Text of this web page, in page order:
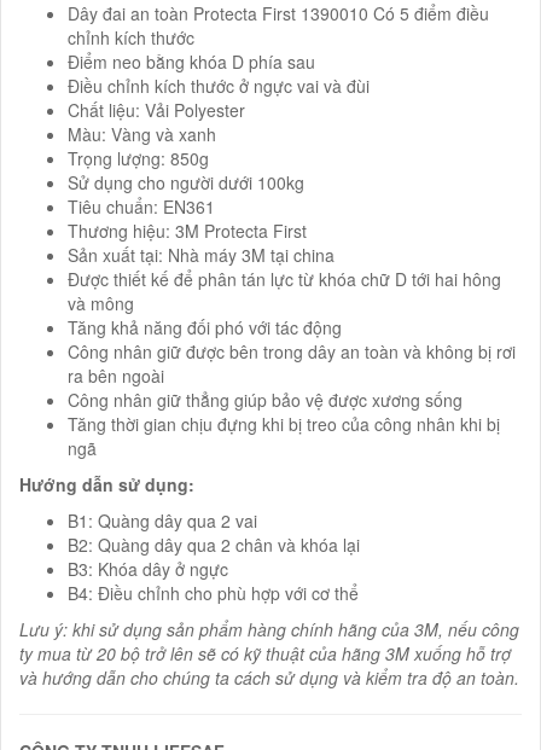
Dây đai an toàn Protecta First 1390010 Có 5 điểm điều
chỉnh kích thước
Điểm neo bằng khóa D phía sau
Điều chỉnh kích thước ở ngực vai và đùi
Chất liệu: Vải Polyester
Màu: Vàng và xanh
Trọng lượng: 850g
Sử dụng cho người dưới 100kg
Tiêu chuẩn: EN361
Thương hiệu: 3M Protecta First
Sản xuất tại: Nhà máy 3M tại china
Được thiết kế để phân tán lực từ khóa chữ D tới hai hông
và mông
Tăng khả năng đối phó với tác động
Công nhân giữ được bên trong dây an toàn và không bị rơi
ra bên ngoài
Công nhân giữ thẳng giúp bảo vệ được xương sống
Tăng thời gian chịu đựng khi bị treo của công nhân khi bị
ngã
Hướng dẫn sử dụng:
B1: Quàng dây qua 2 vai
B2: Quàng dây qua 2 chân và khóa lại
B3: Khóa dây ở ngực
B4: Điều chỉnh cho phù hợp với cơ thể
Lưu ý: khi sử dụng sản phẩm hàng chính hãng của 3M, nếu công
ty mua từ 20 bộ trở lên sẽ có kỹ thuật của hãng 3M xuống hỗ trợ
và hướng dẫn cho chúng ta cách sử dụng và kiểm tra độ an toàn.